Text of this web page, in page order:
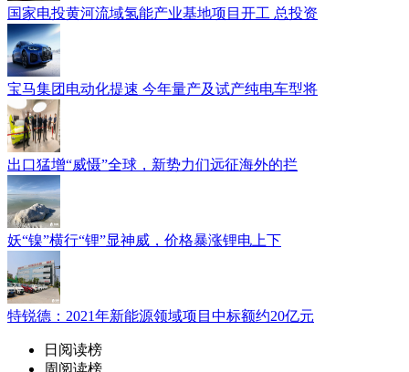
国家电投黄河流域氢能产业基地项目开工 总投资
宝马集团电动化提速 今年量产及试产纯电车型将
出口猛增“威慑”全球，新势力们远征海外的拦
妖“镍”横行“锂”显神威，价格暴涨锂电上下
特锐德：2021年新能源领域项目中标额约20亿元
日阅读榜
周阅读榜